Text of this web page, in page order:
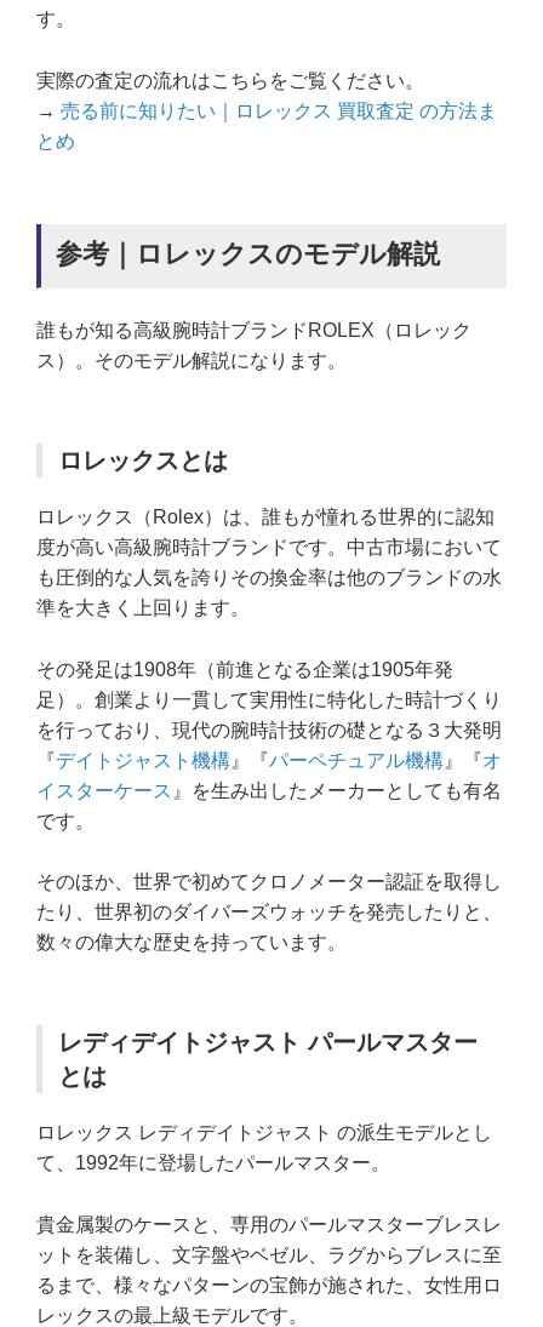
す。
実際の査定の流れはこちらをご覧ください。
→ 売る前に知りたい｜ロレックス 買取査定 の方法ま
とめ
参考｜ロレックスのモデル解説
誰もが知る高級腕時計ブランドROLEX（ロレック
ス）。そのモデル解説になります。
ロレックスとは
ロレックス（Rolex）は、誰もが憧れる世界的に認知
度が高い高級腕時計ブランドです。中古市場において
も圧倒的な人気を誇りその換金率は他のブランドの水
準を大きく上回ります。
その発足は1908年（前進となる企業は1905年発
足）。創業より一貫して実用性に特化した時計づくり
を行っており、現代の腕時計技術の礎となる３大発明
『デイトジャスト機構 』『パーペチュアル機構 』『オ
イスターケース 』を生み出したメーカーとしても有名
です。
そのほか、世界で初めてクロノメーター認証を取得し
たり、世界初のダイバーズウォッチを発売したりと、
数々の偉大な歴史を持っています。
レディデイトジャスト パールマスター
とは
ロレックス レディデイトジャスト の派生モデルとし
て、1992年に登場したパールマスター。
貴金属製のケースと、専用のパールマスターブレスレ
ットを装備し、文字盤やベゼル、ラグからブレスに至
るまで、様々なパターンの宝飾が施された、女性用ロ
レックスの最上級モデルです。